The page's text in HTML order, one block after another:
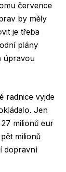
července
by měly
je třeba
plány
úpravou
radnice vyjde
Jen
milionů eur
milionů
dopravní